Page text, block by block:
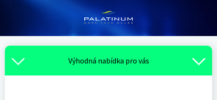
Výhodná nabídka pro vás